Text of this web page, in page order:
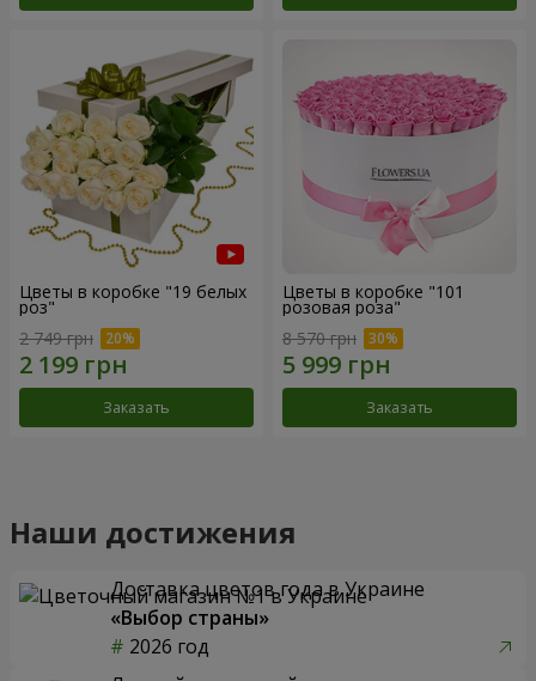
Цветы в коробке "19 белых
роз"
2 749 грн
Заказать
Цветы в коробке "101
розовая роза"
8 570 грн
Заказать
Наши достижения
Доставка цветов года в Украине
«Выбор страны»
2026 год